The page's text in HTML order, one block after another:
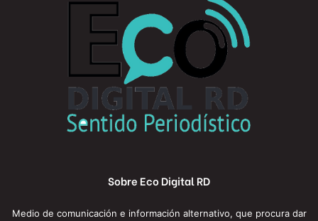
Sobre Eco Digital RD
Medio de comunicación e información alternativo, que procura dar